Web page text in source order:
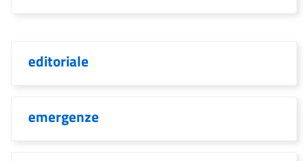
editoriale
emergenze